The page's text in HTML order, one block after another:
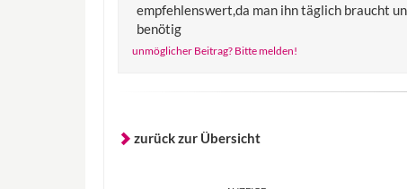
empfehlenswert,da man ihn täglich braucht
benötig
unmöglicher Beitrag? Bitte melden!
zurück zur Übersicht